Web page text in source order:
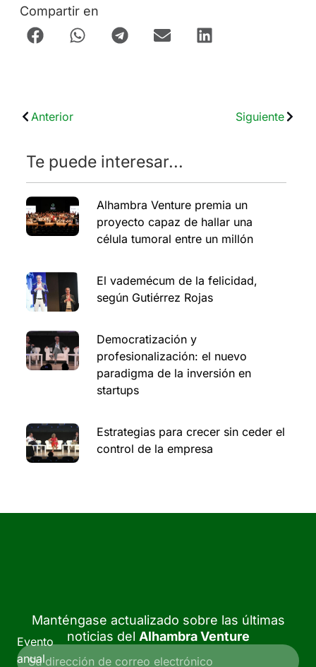
Compartir en
Anterior Siguiente
Te puede interesar...
Alhambra Venture premia un
proyecto capaz de hallar una
célula tumoral entre un millón
El vademécum de la felicidad,
según Gutiérrez Rojas
Democratización y
profesionalización: el nuevo
paradigma de la inversión en
startups
Estrategias para crecer sin ceder el
control de la empresa
Evento
anual
Manténgase actualizado sobre las últimas
noticias del Alhambra Venture